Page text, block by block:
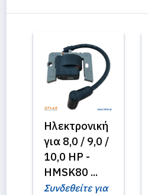
Ηλεκτρονική
για 8,0 / 9,0 /
10,0 HP -
HMSK80 ...
Συνδεθείτε για